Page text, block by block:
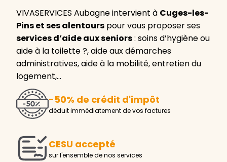
VIVASERVICES Aubagne intervient à Cuges-les-
Pins et ses alentours pour vous proposer ses
services d’aide aux seniors: soins d’hygiène ou
aide à la toilette ?, aide aux démarches
administratives, aide à la mobilité, entretien du
logement,…
-50% de crédit d'impôt
déduit immédiatement de vos factures
CESU accepté
sur l'ensemble de nos services